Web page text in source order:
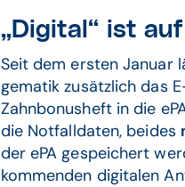
„Digital“ ist
Seit dem ersten Januar
gematik zusätzlich das
Zahnbonusheft in die
die Notfalldaten, beides
der ePA gespeichert
kommenden digitalen